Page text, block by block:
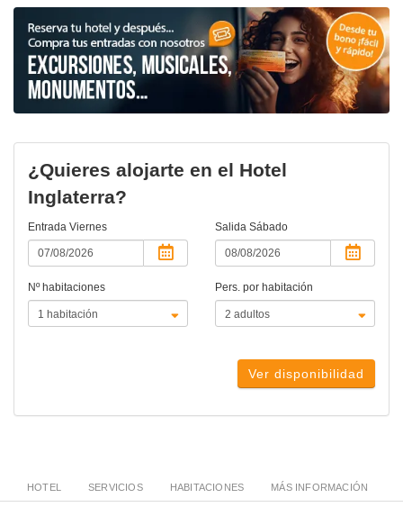
¿Quieres alojarte en el Hotel
Inglaterra?
Entrada Viernes Salida Sábado
Nº habitaciones Pers. por habitación
Ver disponibilidad
HOTEL SERVICIOS HABITACIONES MÁS INFORMACIÓN